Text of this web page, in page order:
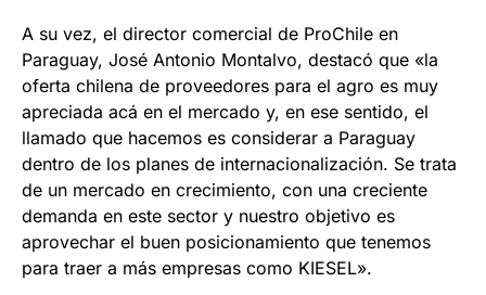
A su vez, el director comercial de ProChile en
Paraguay, José Antonio Montalvo, destacó que «la
oferta chilena de proveedores para el agro es muy
apreciada acá en el mercado y, en ese sentido, el
llamado que hacemos es considerar a Paraguay
dentro de los planes de internacionalización. Se trata
de un mercado en crecimiento, con una creciente
demanda en este sector y nuestro objetivo es
aprovechar el buen posicionamiento que tenemos
para traer a más empresas como KIESEL».